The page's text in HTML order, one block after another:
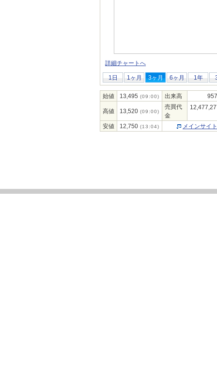
詳細チャートへ
1日 1ヶ月 3ヶ月 6ヶ月 1年
始値 13,495 (09:00) 出来高
高値 13,520 (09:00)
売買代
金
安値 12,750 (13:04) メインサイ